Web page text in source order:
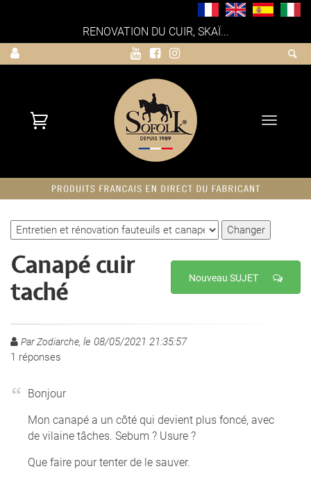
RENOVATION DU CUIR, SKAÏ...
Toggle
Nouveau SUJET
Canapé cuir
taché
Par Zodiarche, le 08/05/2021 21:35:57
1 réponses
Bonjour
Mon canapé a un côté qui devient plus foncé, avec
de vilaine tâches. Sebum ? Usure ?
Que faire pour tenter de le sauver.